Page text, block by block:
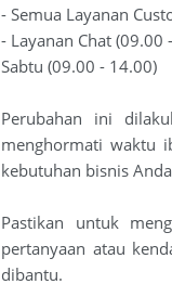
- Semua Layanan
- Layanan Chat (09.00
Sabtu (09.00 - 14.00)
Perubahan ini
menghormati waktu
kebutuhan bisnis
Pastikan untuk
pertanyaan atau
dibantu.